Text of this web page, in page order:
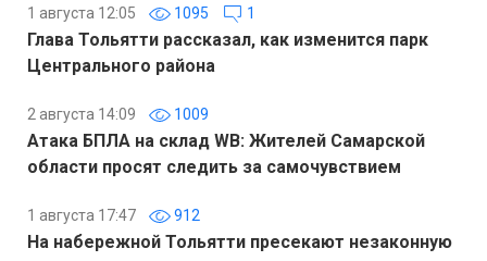
1 августа 12:05 1095 1
Глава Тольятти рассказал, как изменится парк
Центрального района
2 августа 14:09 1009
Атака БПЛА на склад WB: Жителей Самарской
области просят следить за самочувствием
1 августа 17:47 912
На набережной Тольятти пресекают незаконную